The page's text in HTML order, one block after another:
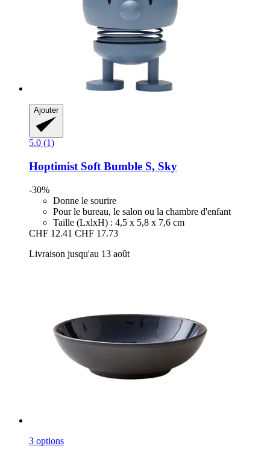
Ajouter
5.0 (1)
Hoptimist Soft Bumble S, Sky
-30%
Donne le sourire
Pour le bureau, le salon ou la chambre d'enfant
Taille (LxlxH) : 4,5 x 5,8 x 7,6 cm
CHF 12.41 CHF 17.73
Livraison jusqu'au 13 août
3 options